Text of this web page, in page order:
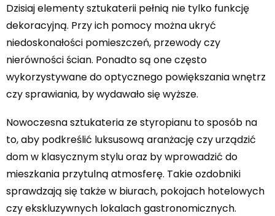
Dzisiaj elementy sztukaterii pełnią nie tylko funkcję
dekoracyjną. Przy ich pomocy można ukryć
niedoskonałości pomieszczeń, przewody czy
nierówności ścian. Ponadto są one często
wykorzystywane do optycznego powiększania wnętrz
czy sprawiania, by wydawało się wyższe.
Nowoczesna sztukateria ze styropianu to sposób na
to, aby podkreślić luksusową aranżację czy urządzić
dom w klasycznym stylu oraz by wprowadzić do
mieszkania przytulną atmosferę. Takie ozdobniki
sprawdzają się także w biurach, pokojach hotelowych
czy ekskluzywnych lokalach gastronomicznych.